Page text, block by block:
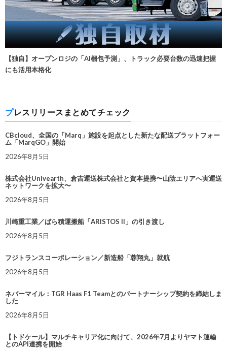
【独自】オープンロジの「AI梱包予測」、トラック必要台数の迅速把握
にも活用本格化
プレスリリースまとめてチェック
CBcloud、全国の「Marq」施設を起点とした新たな配送プラットフォー
ム「MarqGO」開始
2026年8月5日
株式会社Univearth、倉吉運送株式会社と資本提携〜山陰エリアへ実運送
ネットワークを拡大〜
2026年8月5日
川崎重工業／ばら積運搬船「ARISTOS II」の引き渡し
2026年8月5日
フジトランスコーポレーション／新造船「蓉翔丸」就航
2026年8月5日
ネバーマイル：TGR Haas F1 Teamとのパートナーシップ契約を締結しま
した
2026年8月5日
【トドケール】マルチキャリア化に向けて、2026年7月よりヤマト運輸
とのAPI連携を開始